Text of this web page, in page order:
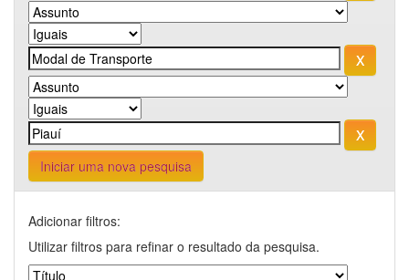
Iniciar uma nova pesquisa
Adicionar filtros:
Utilizar filtros para refinar o resultado da pesquisa.